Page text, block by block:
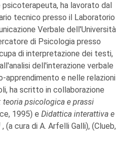
psicoterapeuta, ha lavorato dal
tecnico presso il Laboratorio
Verbale dell'Università
di Psicologia presso
di interpretazione dei testi,
dell'interazione verbale
apprendimento e nelle relazioni
ha scritto in collaborazione
teoria psicologica e prassi
1995) e Didattica interattiva e
, (a cura di A. Arfelli Galli), (Clueb,